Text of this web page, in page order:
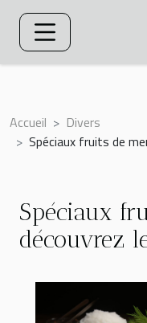
Accueil
Divers
Spéciaux fruits de
Spéciaux
découvrez